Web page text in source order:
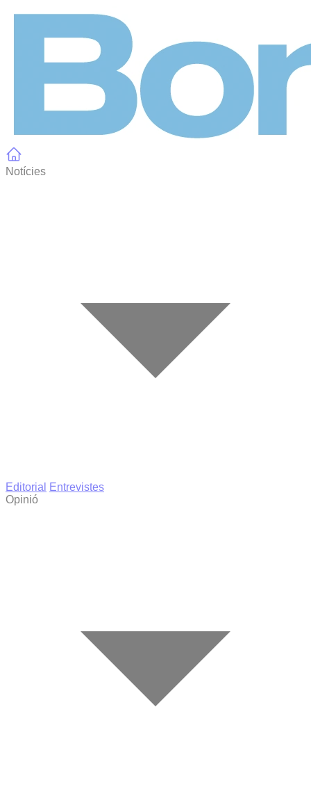
Notícies
Editorial
Entrevistes
Opinió